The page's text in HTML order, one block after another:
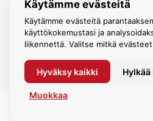
Käytämme evästeitä
Käytämme evästeitä
käyttökokemustasi ja
liikennettä. Valitse mitkä
Hyväksy kaikki
Muokkaa